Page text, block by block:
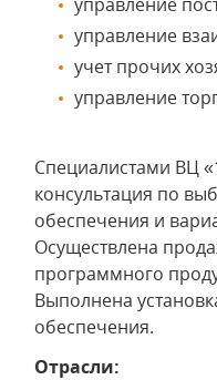
управление
учет прочих
управление
Специалистами ВЦ
консультация по
обеспечения и
Осуществлена
программного
Выполнена
обеспечения.
Отрасли: